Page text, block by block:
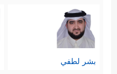
بشر لطفي